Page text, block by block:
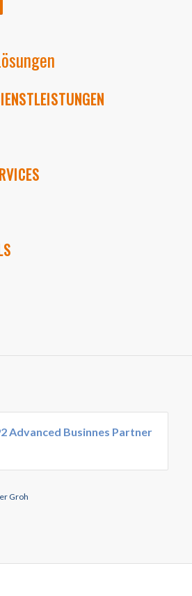
Advanced Businnes Partner
Groh